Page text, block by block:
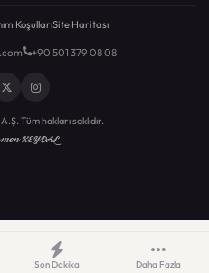
KoşullarıSite Haritası
+90 501 379 08 08
Tüm hakları saklıdır.
KEYDAL
Son Dakika Daha Fazla